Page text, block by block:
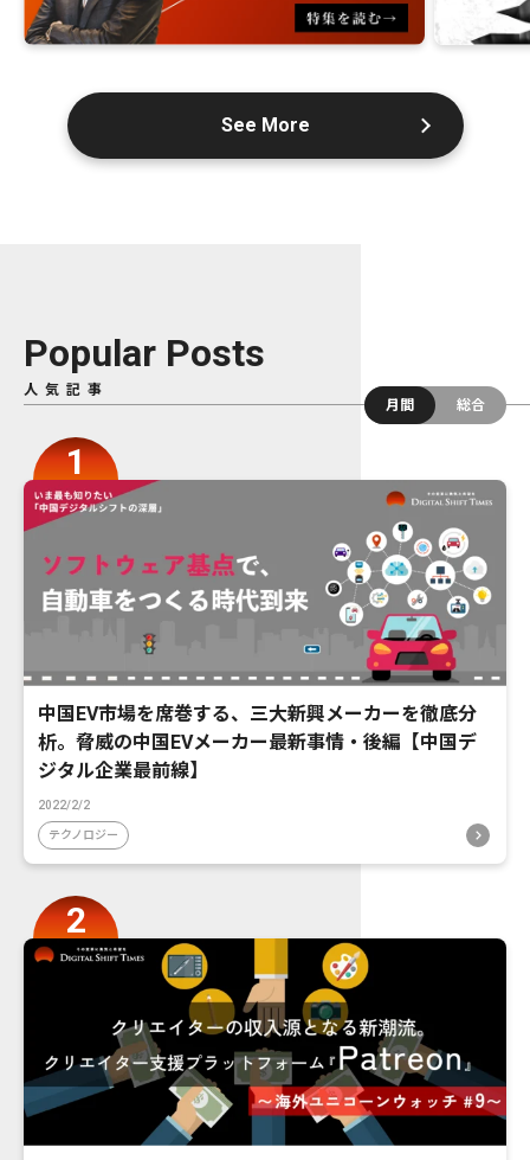
See More
Popular Posts
人気記事
月間
総合
中国EV市場を席巻する、三大新興メーカーを徹底分
析。脅威の中国EVメーカー最新事情・後編【中国デ
ジタル企業最前線】
2022/2/2
テクノロジー